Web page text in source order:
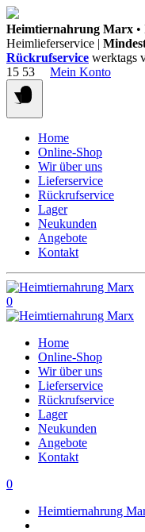
Springen
Sie
zum
Inhalt
Heimtiernahrung Marx
Heimlieferservice |
Rückrufservice werktags
15 53
Mein Konto
Home
Online-Shop
Wir über uns
Lieferservice
Rückrufservice
Lager
Neukunden
Angebote
Kontakt
0
Home
Online-Shop
Wir über uns
Lieferservice
Rückrufservice
Lager
Neukunden
Angebote
Kontakt
0
Heimtiernahrung